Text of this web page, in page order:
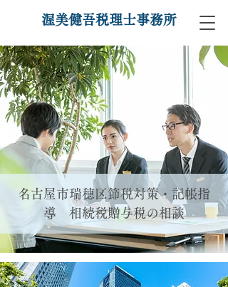
渥美健吾税理士事務所
名古屋市瑞穂区節税対策・記帳指
導 相続税贈与税の相談